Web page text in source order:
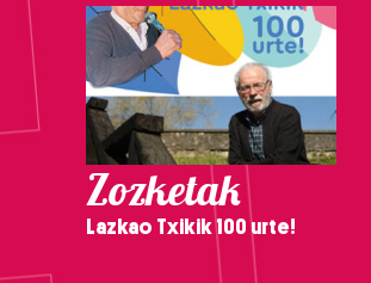
Zozketak
Lazkao Txikik 100 urte!